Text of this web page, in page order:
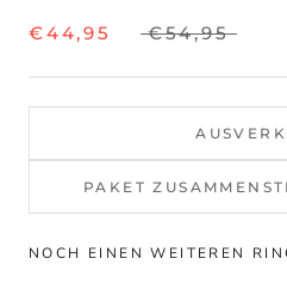
€44,95 €54,95
PAKET
NOCH EINEN WEITEREN